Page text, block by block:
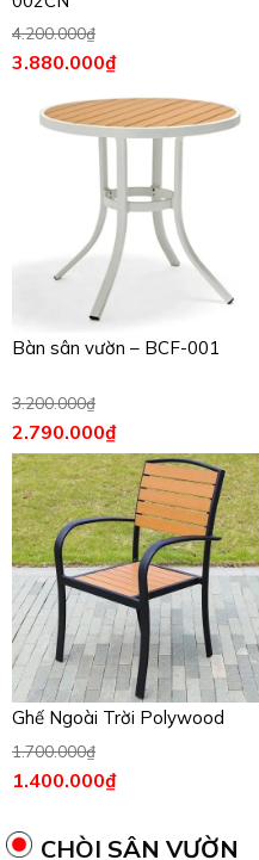
4.200.000₫
3.880.000₫
Bàn sân vườn – BCF-001
3.200.000₫
2.790.000₫
Ghế Ngoài Trời Polywood
1.700.000₫
1.400.000₫
CHÒI SÂN VƯỜN